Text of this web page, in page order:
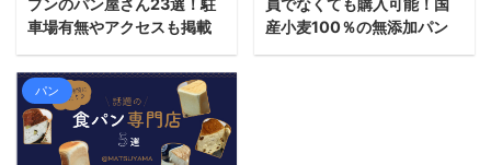
プンのパン屋さん23選！駐
車場有無やアクセスも掲載
員でなくても購入可能！国
産小麦100％の無添加パン
パン